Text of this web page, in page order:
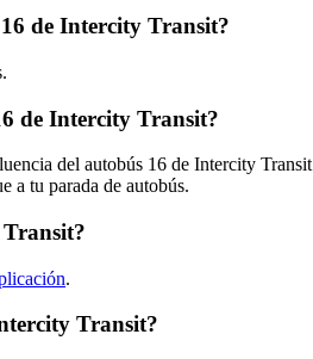
de Intercity Transit?
de Intercity Transit?
del autobús 16 de Intercity Transit
a tu parada de autobús.
.
Transit?